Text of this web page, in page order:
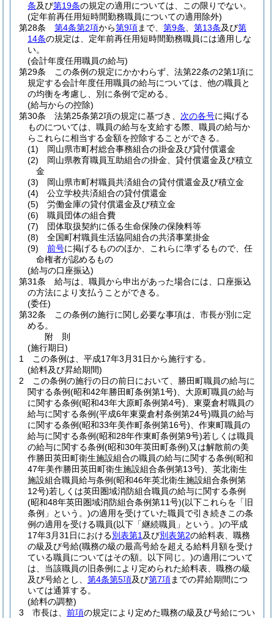
条及び第19条の規定の適用については、この限りでない。
(定年前再任用短時間勤務職員についての適用除外)
第28条
第4条第2項から第9項まで、 第9条 第13条及び第
14条の規定は、定年前再任用短時間勤務職員には適用しな
い。
(会計年度任用職員の給与)
第29条
この条例の規定にかかわらず、法第22条の2第1項に
規定する会計年度任用職員の給与については、他の職員と
の均衡を考慮し、別に条例で定める。
(給与からの控除)
第30条
法第25条第2項の規定に基づき、 次の各号に掲げる
ものについては、職員の給与を支給する際、職員の給与か
らこれらに相当する金額を控除することができる。
(1)
岡山県市町村総合事務組合の掛金及び貸付償還金
(2)
岡山県教育職員互助組合の掛金、貸付償還金及び積立
金
(3)
岡山県市町村職員共済組合の貸付償還金及び積立金
(4)
公立学校共済組合の貸付償還金
(5)
労働金庫の貸付償還金及び積立金
(6)
職員団体の組合費
(7)
団体取扱契約に係る生命保険の保険料等
(8)
全国町村職員生活協同組合の共済事業掛金
(9)
前号に掲げるもののほか、これらに準ずるもので、任
命権者が認めるもの
(給与の口座振込)
第31条
給与は、職員から申出があった場合には、口座振込
の方法により支払うことができる。
(委任)
第32条
この条例の施行に関し必要な事項は、市長が別に定
める。
附 則
(施行期日)
1
この条例は、平成17年3月31日から施行する。
(給料及び昇給期間)
2
この条例の施行の日の前日において、勝田町職員の給与に
関する条例(昭和42年勝田町条例第1号) 、大原町職員の給与
に関する条例(昭和43年大原町条例第4号) 、東粟倉村職員の
給与に関する条例(平成6年東粟倉村条例第24号)職員の給与
に関する条例(昭和33年美作町条例第16号) 、作東町職員の
給与に関する条例(昭和28年作東町条例第9号)若しくは職員
の給与に関する条例(昭和30年英田町条例)又は解散前の美
作勝田英田町衛生施設組合の職員の給与に関する条例(昭和
47年美作勝田英田町衛生施設組合条例第13号) 、英北衛生
施設組合職員給与条例(昭和46年英北衛生施設組合条例第
12号)若しくは英田圏域消防組合職員の給与に関する条例
(昭和48年英田圏域消防組合条例第11号)(以下これらを「旧
条例」という。)の適用を受けていた職員で引き続きこの条
例の適用を受ける職員(以下「継続職員」という。)の平成
17年3月31日における別表第1 及び別表第2の給料表、職務
の級及び号給(職務の級の最高号給を超える給料月額を受け
ている職員についてはその額。以下同じ。)の適用について
は、当該職員の旧条例により定められた給料表、職務の級
及び号給とし、 第4条第5項及び第7項までの昇給期間につ
いては通算する。
(給料の調整)
3
市長は、 前項の規定により定めた職務の級及び号給につい